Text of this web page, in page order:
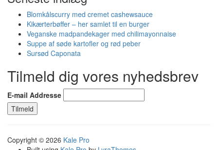
Blomkålscurry med cremet cashewsauce
Kikærterbøffer – her samlet til en burger
Veganske madpandekager med chilimayonnaise
Suppe af søde kartofler og rød peber
Sursød Caponata
Tilmeld dig vores nyhedsbrev
E-mail Addresse
Copyright © 2026 Kale Pro